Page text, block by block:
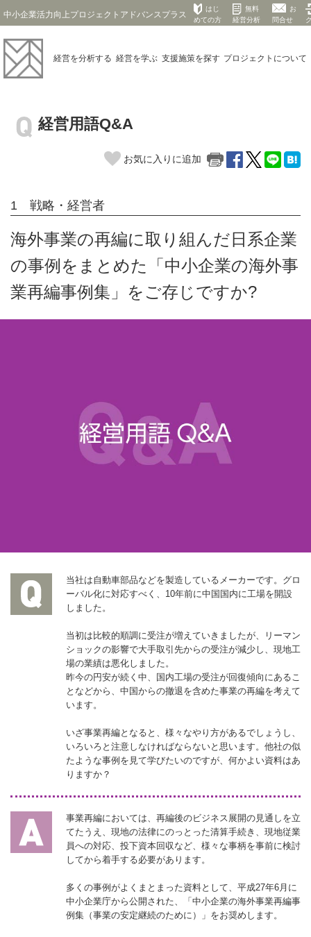
中小企業活力向上プロジェクトアドバンスプラス
はじ
めての方
無料
経営分析
お
問合せ
経営を分析する 経営を学ぶ 支援施策を探す プロジェクト について
経営用語Q&A
お気に入りに追加
1 戦略・経営者
海外事業の再編に取り組んだ日系企業
の事例をまとめた「中小企業の海外事
業再編事例集」をご存じですか?
当社は自動車部品などを製造しているメーカーです。グロ
ーバル化に対応すべく、10年前に中国国内に工場を開設
しました。
当初は比較的順調に受注が増えていきましたが、リーマン
ショックの影響で大手取引先からの受注が減少し、現地工
場の業績は悪化しました。
昨今の円安が続く中、国内工場の受注が回復傾向にあるこ
となどから、中国からの撤退を含めた事業の再編を考えて
います。
いざ事業再編となると、様々なやり方があるでしょうし、
いろいろと注意しなければならないと思います。他社の似
たような事例を見て学びたいのですが、何かよい資料はあ
りますか？
事業再編においては、再編後のビジネス展開の見通しを立
てたうえ、現地の法律にのっとった清算手続き、現地従業
員への対応、投下資本回収など、様々な事柄を事前に検討
してから着手する必要があります。
多くの事例がよくまとまった資料として、平成27年6月に
中小企業庁から公開された、「中小企業の海外事業再編事
例集（事業の安定継続のために）」をお奨めします。